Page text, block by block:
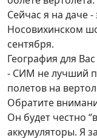
Сейчас я на даче
Носовихинском
сентября.
География для
- СИМ не лучший
полетов на
Обратите
Он будет честно
аккумуляторы. Я